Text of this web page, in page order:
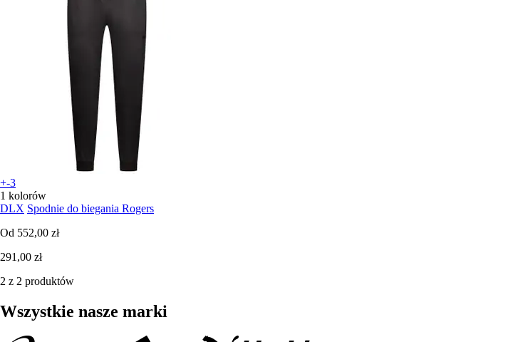
+-3
1 kolorów
DLX Spodnie do biegania Rogers
Od 552,00 zł
291,00 zł
2 z 2 produktów
Wszystkie nasze marki